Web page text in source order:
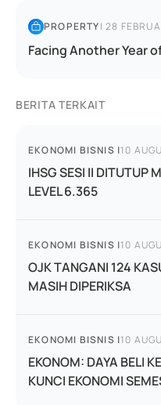
PROPERTY|28
Facing Another Year
BERITA TERKAIT
EKONOMI BISNIS |10
IHSG SESI II DITUTUP
LEVEL 6.365
EKONOMI BISNIS |10
OJK TANGANI 124
MASIH DIPERIKSA
EKONOMI BISNIS |10
EKONOM: DAYA BELI
KUNCI EKONOMI